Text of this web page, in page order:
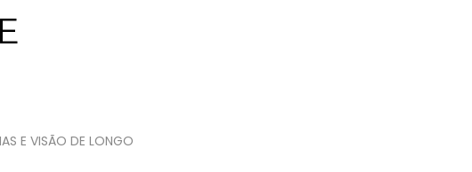
E VISÃO DE LONGO